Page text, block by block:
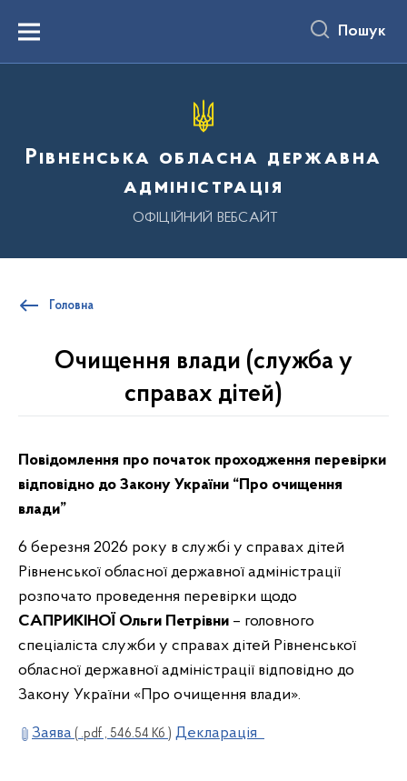
вмістуMenu Пошук
Рівненська обласна державна
адміністрація
ОФІЦІЙНИЙ ВЕБСАЙТ
Головна
Очищення влади (служба у
справах дітей)
Повідомлення про початок проходження перевірки
відповідно до Закону України “Про очищення
влади”
6 березня 2026 року в службі у справах дітей
Рівненської обласної державної адміністрації
розпочато проведення перевірки щодо
САПРИКІНОЇ Ольги Петрівни – головного
спеціаліста служби у справах дітей Рівненської
обласної державної адміністрації відповідно до
Закону України «Про очищення влади».
Заява ( .pdf , 546.54 Кб ) Декларація